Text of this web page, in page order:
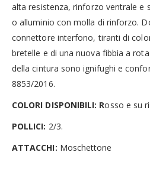
alta resistenza, rinforzo ventrale e
o alluminio con molla di rinforzo.
connettore interfono, tiranti di
bretelle e di una nuova fibbia a
della cintura sono ignifughi e
8853/2016.
COLORI DISPONIBILI: Rosso e su
POLLICI: 2/3.
ATTACCHI: Moschettone